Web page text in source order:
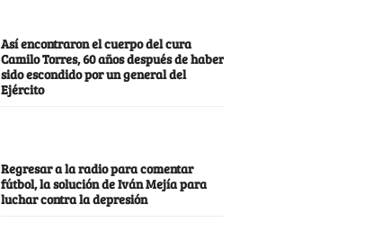
Así encontraron el cuerpo del cura
Camilo Torres, 60 años después de haber
sido escondido por un general del
Ejército
Regresar a la radio para comentar
fútbol, la solución de Iván Mejía para
luchar contra la depresión